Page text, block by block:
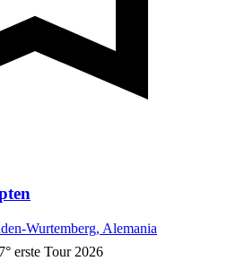
Wurtemberg, Alemania
erste Tour 2026